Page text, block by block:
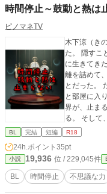
時間停止～鼓動と熱は
ピノマネTV
木下涼（きのしたり
た。 隠すこともなく、迷うこともなく、 自分の欲望には正直
に生きてきた。 気に入った男がいれば口説く。 目
離を詰めて、 自
とだった。 だが最近、不思議な現象が起こる。 タイプの男性
と部屋に入
界が、止まる。 まわりの時間が凍りついたように
る。 そして、相手も。 目も、指も、まぶたも、動かない。
だが―― 鼓動だけは止まらない。 吐息も。 息遣いも。 熱
先に伝わる。
BL 完結 短編 R18
24h.ポイント 35pt
小説 19,936 位 / 229,045件
BL 時間停止 不思議な力